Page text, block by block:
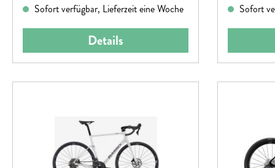
eine integrierte Rahmenbox. Rennrad-
Performance 2.0? Dieses Bike hat's drauf!
Sofort verfügbar, Lieferzeit eine Woche
Details
Qualität,
und sicher
lange
Gesicht
Sofort